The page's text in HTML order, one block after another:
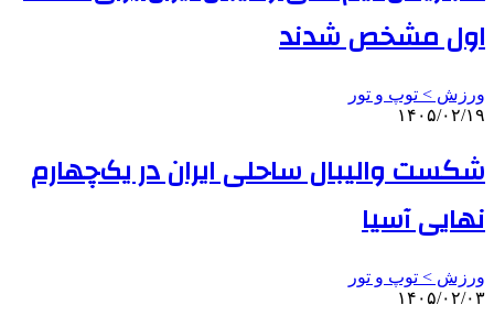
اول مشخص شدند
ورزش > توپ و تور
۱۴۰۵/۰۲/۱۹
شکست والیبال ساحلی ایران در یک‌چهارم
نهایی آسیا
ورزش > توپ و تور
۱۴۰۵/۰۲/۰۳